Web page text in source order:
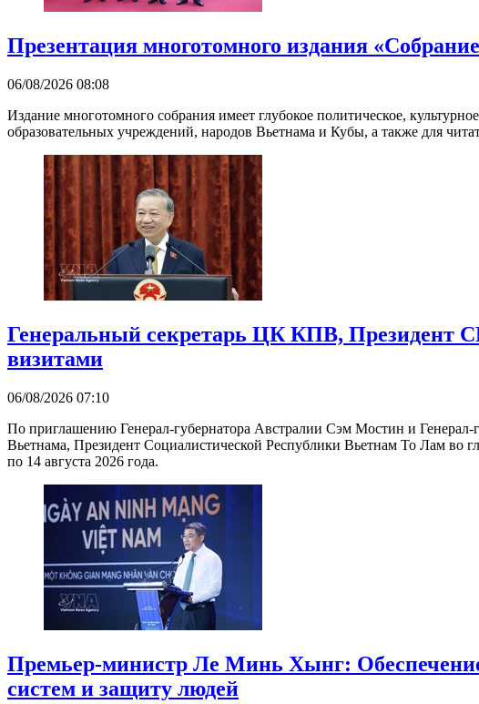
Презентация многотомного издания
06/08/2026 08:08
Издание многотомного собрания имеет глубокое политическое,
образовательных учреждений, народов Вьетнама и Кубы, а также для
Генеральный секретарь ЦК КПВ, Президент
визитами
06/08/2026 07:10
По приглашению Генерал-губернатора Австралии Сэм Мостин и
Вьетнама, Президент Социалистической Республики Вьетнам То Лам во
по 14 августа 2026 года.
Премьер-министр Ле Минь Хынг: Обеспечение
систем и защиту людей